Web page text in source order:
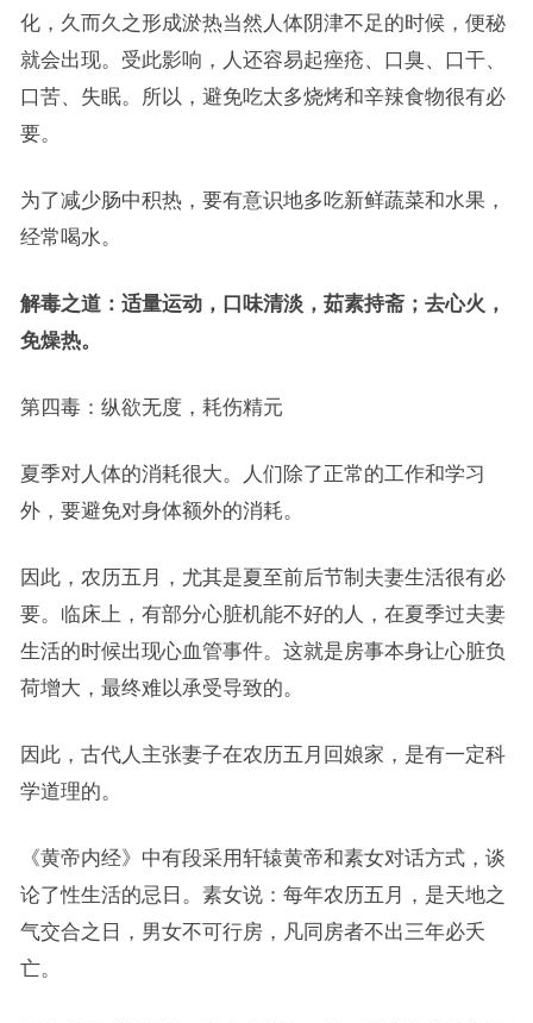
化，久而久之形成淤热当然人体阴津不足的时候，便秘
就会出现。受此影响，人还容易起痤疮、口臭、口干、
口苦、失眠。所以，避免吃太多烧烤和辛辣食物很有必
要。
为了减少肠中积热，要有意识地多吃新鲜蔬菜和水果，
经常喝水。
解毒之道：适量运动，口味清淡，茹素持斋；去心火，
免燥热。
第四毒：纵欲无度，耗伤精元
夏季对人体的消耗很大。人们除了正常的工作和学习
外，要避免对身体额外的消耗。
因此，农历五月，尤其是夏至前后节制夫妻生活很有必
要。临床上，有部分心脏机能不好的人，在夏季过夫妻
生活的时候出现心血管事件。这就是房事本身让心脏负
荷增大，最终难以承受导致的。
因此，古代人主张妻子在农历五月回娘家，是有一定科
学道理的。
《黄帝内经》中有段采用轩辕黄帝和素女对话方式，谈
论了性生活的忌日。素女说：每年农历五月，是天地之
气交合之日，男女不可行房，凡同房者不出三年必夭
亡。